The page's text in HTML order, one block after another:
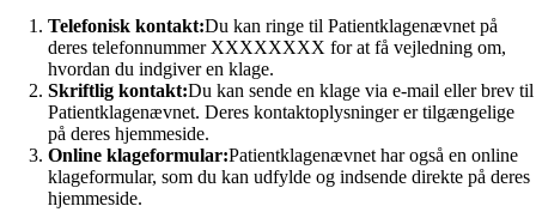
Telefonisk kontakt:Du kan ringe til Patientklagenævnet på
deres telefonnummer XXXXXXXX for at få vejledning om,
hvordan du indgiver en klage.
Skriftlig kontakt:Du kan sende en klage via e-mail eller brev til
Patientklagenævnet. Deres kontaktoplysninger er tilgængelige
på deres hjemmeside.
Online klageformular:Patientklagenævnet har også en online
klageformular, som du kan udfylde og indsende direkte på deres
hjemmeside.